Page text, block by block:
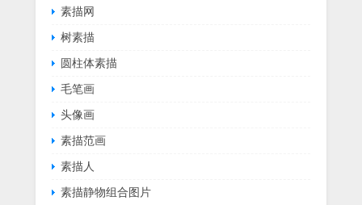
素描网
树素描
圆柱体素描
毛笔画
头像画
素描范画
素描人
素描静物组合图片